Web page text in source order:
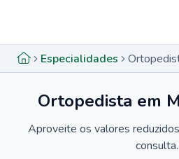
Especialidades
Ortopedista em
Aproveite os valores
consulta.